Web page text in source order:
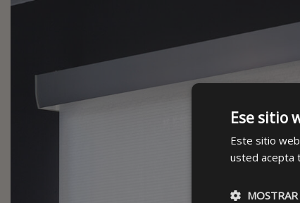
Ese sitio
Este sitio
usted acepta